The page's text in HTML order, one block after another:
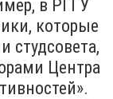
в РГГУ
которые
студсовета,
Центра